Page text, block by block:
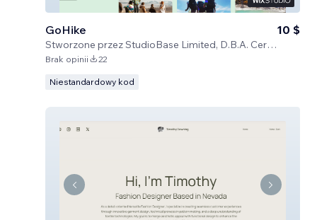
GoHike
Stworzone przezStudioBase Limited, D.B.A. Certified Code
10 $
Brak opinii 22
Niestandardowy kod